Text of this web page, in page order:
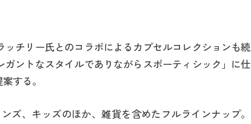
チリー氏とのコラボによるカプセルコレクションも続
ントなスタイルでありながらスポーティシック」に仕
する。
ズ、キッズのほか、雑貨を含めたフルラインナップ。